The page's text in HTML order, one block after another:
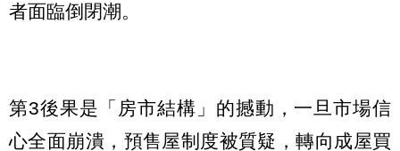
者面臨倒閉潮。
第3後果是「房市結構」的撼動，一旦市場信
心全面崩潰，預售屋制度被質疑，轉向成屋買